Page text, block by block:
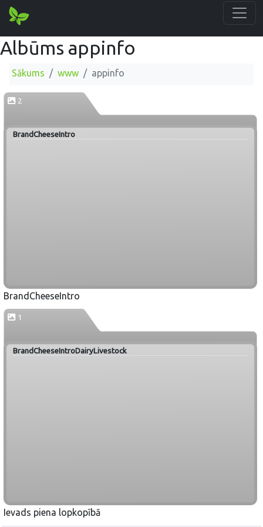
Albūms appinfo
Sākums www appinfo
2
BrandCheeseIntro
BrandCheeseIntro
1
BrandCheeseIntroDairyLivestock
Ievads piena lopkopībā